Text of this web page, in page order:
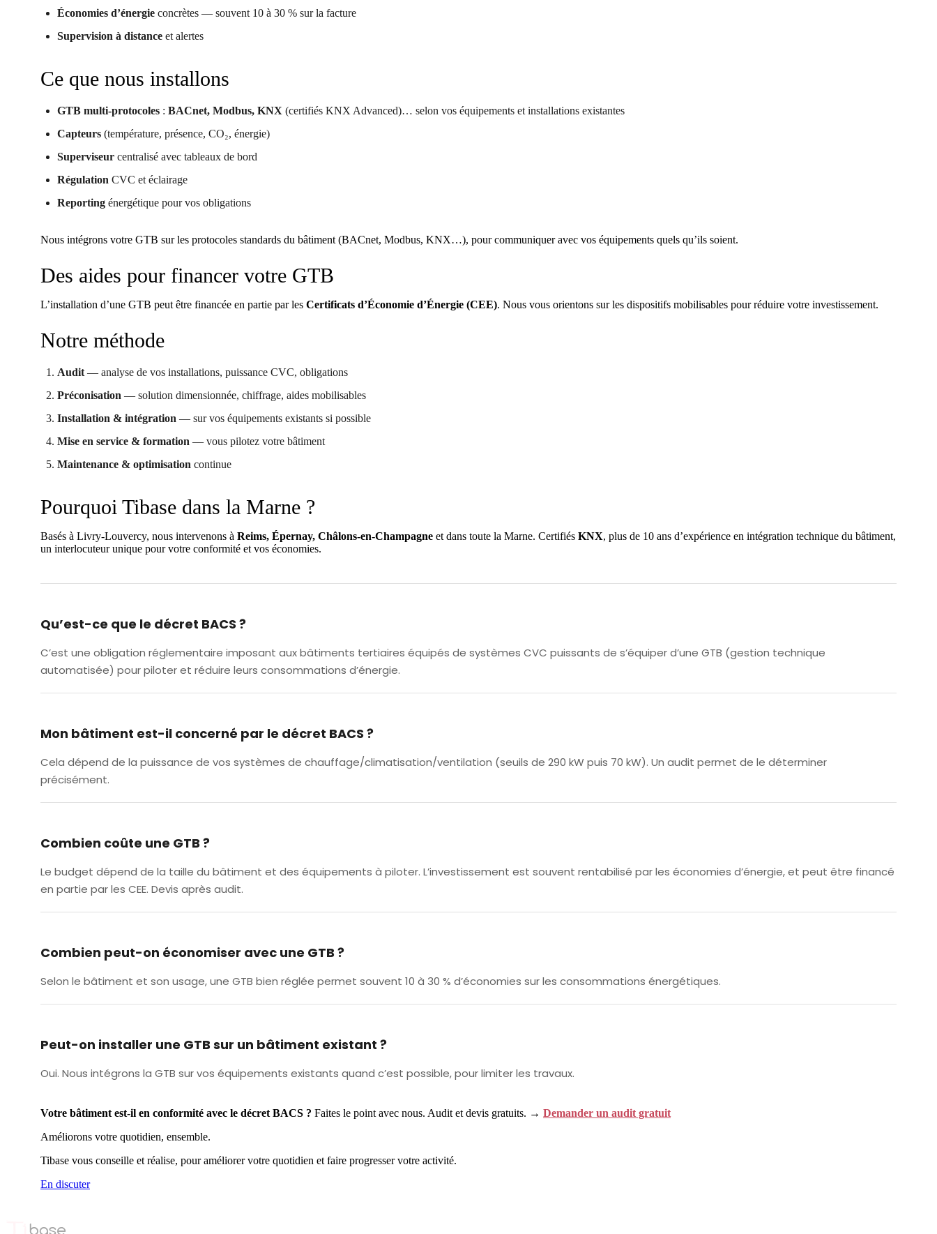
Économies d’énergie concrètes — souvent 10 à 30 % sur la facture
Supervision à distance et alertes
Ce que nous installons
GTB multi-protocoles : BACnet, Modbus, KNX (certifiés KNX Advanced)… selon vos équipements et installations existantes
Capteurs (température, présence, CO₂, énergie)
Superviseur centralisé avec tableaux de bord
Régulation CVC et éclairage
Reporting énergétique pour vos obligations
Nous intégrons votre GTB sur les protocoles standards du bâtiment (BACnet, Modbus, KNX…), pour communiquer avec vos équipements quels qu’ils soient.
Des aides pour financer votre GTB
L’installation d’une GTB peut être financée en partie par les Certificats d’Économie d’Énergie (CEE). Nous vous orientons sur les dispositifs mobilisables pour réduire votre investissement.
Notre méthode
Audit — analyse de vos installations, puissance CVC, obligations
Préconisation — solution dimensionnée, chiffrage, aides mobilisables
Installation & intégration — sur vos équipements existants si possible
Mise en service & formation — vous pilotez votre bâtiment
Maintenance & optimisation continue
Pourquoi Tibase dans la Marne ?
Basés à Livry-Louvercy, nous intervenons à Reims, Épernay, Châlons-en-Champagne et dans toute la Marne. Certifiés KNX, plus de 10 ans d’expérience en intégration technique du bâtiment,
un interlocuteur unique pour votre conformité et vos économies.
Qu’est-ce que le décret BACS ?
C’est une obligation réglementaire imposant aux bâtiments tertiaires équipés de systèmes CVC puissants de s’équiper d’une GTB (gestion technique
automatisée) pour piloter et réduire leurs consommations d’énergie.
Mon bâtiment est-il concerné par le décret BACS ?
Cela dépend de la puissance de vos systèmes de chauffage/climatisation/ventilation (seuils de 290 kW puis 70 kW). Un audit permet de le déterminer
précisément.
Combien coûte une GTB ?
Le budget dépend de la taille du bâtiment et des équipements à piloter. L’investissement est souvent rentabilisé par les économies d’énergie, et peut être financé
en partie par les CEE. Devis après audit.
Combien peut-on économiser avec une GTB ?
Selon le bâtiment et son usage, une GTB bien réglée permet souvent 10 à 30 % d’économies sur les consommations énergétiques.
Peut-on installer une GTB sur un bâtiment existant ?
Oui. Nous intégrons la GTB sur vos équipements existants quand c’est possible, pour limiter les travaux.
Votre bâtiment est-il en conformité avec le décret BACS ? Faites le point avec nous. Audit et devis gratuits. → Demander un audit gratuit
Améliorons votre quotidien, ensemble.
Tibase vous conseille et réalise, pour améliorer votre quotidien et faire progresser votre activité.
En discuter